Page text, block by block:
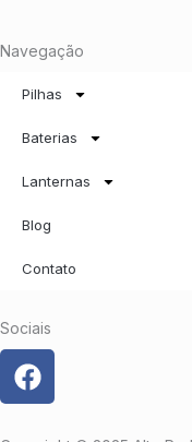
Navegação
Pilhas
Baterias
Lanternas
Blog
Contato
Sociais
F
a